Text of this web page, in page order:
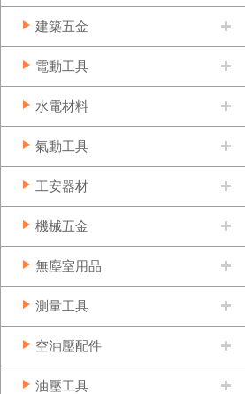
建築五金
電動工具
水電材料
氣動工具
工安器材
機械五金
無塵室用品
測量工具
空油壓配件
油壓工具